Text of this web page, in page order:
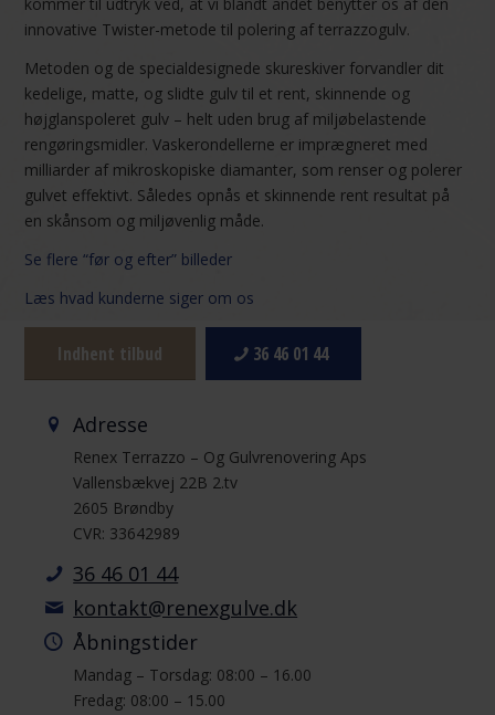
innovative Twister-metode til polering af terrazzogulv.
Metoden og de specialdesignede skureskiver forvandler dit
kedelige, matte, og slidte gulv til et rent, skinnende og
højglanspoleret gulv – helt uden brug af miljøbelastende
rengøringsmidler. Vaskerondellerne er imprægneret med
milliarder af mikroskopiske diamanter, som renser og polerer
gulvet effektivt. Således opnås et skinnende rent resultat på
en skånsom og miljøvenlig måde.
Se flere “før og efter” billeder
Læs hvad kunderne siger om os
Indhent tilbud 36 46 01 44
Adresse
Renex Terrazzo – Og Gulvrenovering Aps
Vallensbækvej 22B 2.tv
2605 Brøndby
CVR: 33642989
36 46 01 44
kontakt@renexgulve.dk
Åbningstider
Mandag – Torsdag: 08:00 – 16.00
Fredag: 08:00 – 15.00